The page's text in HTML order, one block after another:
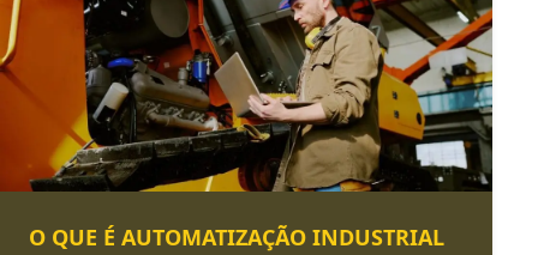
O QUE É AUTOMATIZAÇÃO INDUSTRIAL